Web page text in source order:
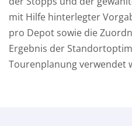
mit Hilfe hinterlegter
pro Depot sowie die
Ergebnis der
Tourenplanung verwendet